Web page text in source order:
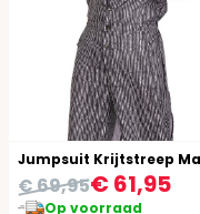
€ 61,95
€ 69,95
Op voorraad